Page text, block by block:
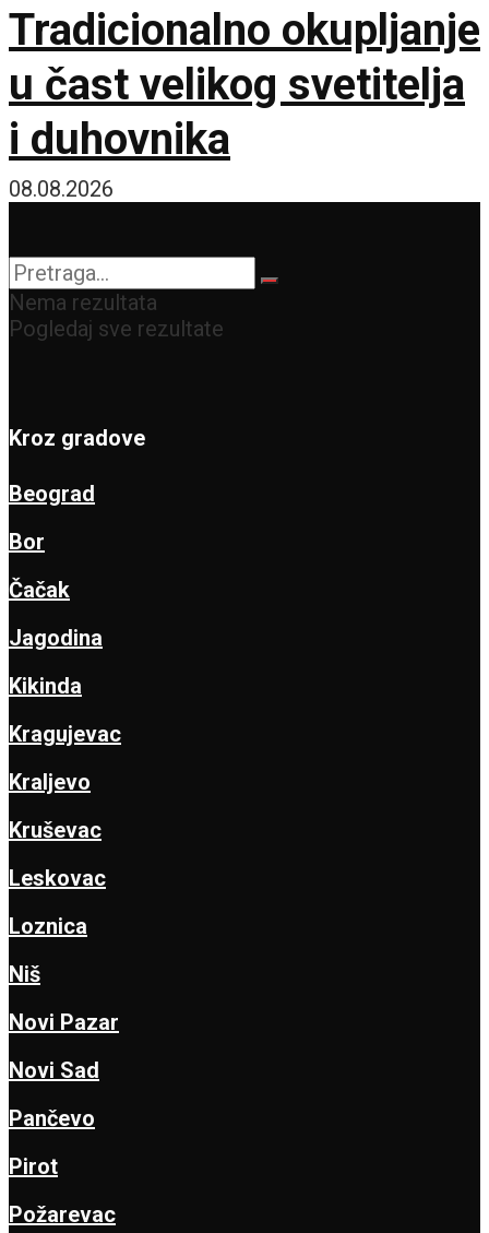
Tradicionalno okupljanje
u čast velikog svetitelja
i duhovnika
08.08.2026
Nema rezultata
Pogledaj sve rezultate
Kroz gradove
Beograd
Bor
Čačak
Jagodina
Kikinda
Kragujevac
Kraljevo
Kruševac
Leskovac
Loznica
Niš
Novi Pazar
Novi Sad
Pančevo
Pirot
Požarevac